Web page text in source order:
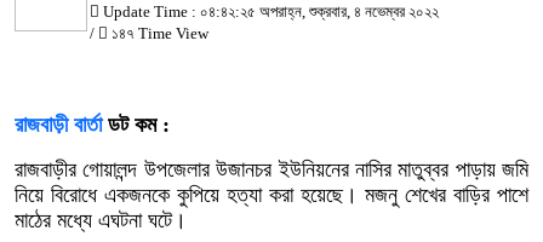
Update Time : ০৪:৪২:২৫ অপরাহ্ন, শুক্রবার, ৪ নভেম্বর ২০২২
/
১৪৭ Time View
রাজবাড়ী বার্তাডট কম :
রাজবাড়ীর গোয়ালন্দ উপজেলার উজানচর ইউনিয়নের নাসির মাতুব্বর পাড়ায় জমি
নিয়ে বিরোধে একজনকে কুপিয়ে হত্যা করা হয়েছে। মজনু শেখের বাড়ির পাশে
মাঠের মধ্যে এঘটনা ঘটে।